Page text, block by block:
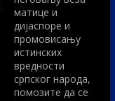
матице и
дијаспоре и
промовисању
истинских
вредности
српског народа,
помозите да се